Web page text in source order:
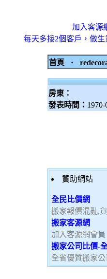
加入客源
每天多接2個客戶，做
首頁 ‧
房東：
發表時間： 1970-
贊助網站
全民比價網
搬家報價混亂,
搬家客源網
加入客源網會
搬家公司比價-
全省優質搬家